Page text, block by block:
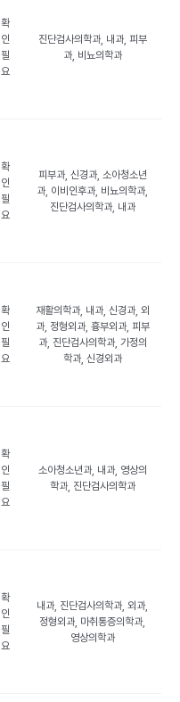
확
인
필
요
진단검사의학과, 내과, 피부
과, 비뇨의학과
확
인
필
요
피부과, 신경과, 소아청소년
과, 이비인후과, 비뇨의학과,
진단검사의학과, 내과
확
인
필
요
재활의학과, 내과, 신경과, 외
과, 정형외과, 흉부외과, 피부
과, 진단검사의학과, 가정의
학과, 신경외과
확
인
필
요
소아청소년과, 내과, 영상의
학과, 진단검사의학과
확
인
필
요
내과, 진단검사의학과, 외과,
정형외과, 마취통증의학과,
영상의학과